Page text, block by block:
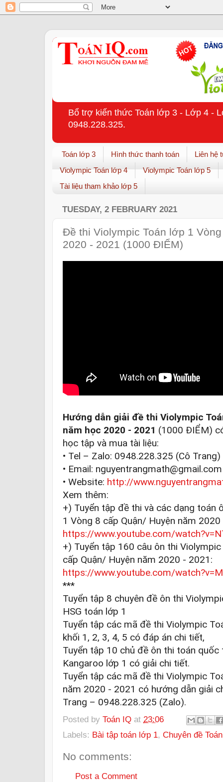
Bổ trợ kiến thức Toán lớp 3 - Lớp 4 -
0948.228.325.
Toán lớp 3 Hình thức thanh toán
Liên hệ
Violympic Toán lớp 4
Violympic Toán lớp 5
Tài liệu tham khảo lớp 5
TUESDAY, 2 FEBRUARY 2021
Đề thi Violympic Toán lớp 1
2020 - 2021 (1000 ĐIỂM)
Hướng dẫn giải đề thi Violympic
năm học 2020 - 2021 (1000 ĐIỂM)
học tập và mua tài liệu:
• Tel – Zalo: 0948.228.325 (Cô Trang)
• Email: nguyentrangmath@gmail.com
• Website: http://
Xem thêm:
+) Tuyển tập đề thi và các dạng toán
https://www.youtube.com/
+) Tuyển tập 160 câu ôn thi
https://www.youtube.com/
***
Tuyển tập 8 chuyên đề ôn thi
HSG toán lớp 1
Tuyển tập các mã đề thi Violympic
khối 1, 2, 3, 4, 5 có đáp án chi tiết,
Tuyển tập 10 chủ đề ôn thi toán
Kangaroo lớp 1 có giải chi tiết.
Tuyển tập các mã đề thi Violympic
năm 2020 - 2021 có hướng dẫn giải
Trang – 0948.228.325 (Zalo).
Posted by Toán IQ at 23:06
Labels: Bài tập toán lớp 1, Chuyên đề
No comments:
Post a Comment